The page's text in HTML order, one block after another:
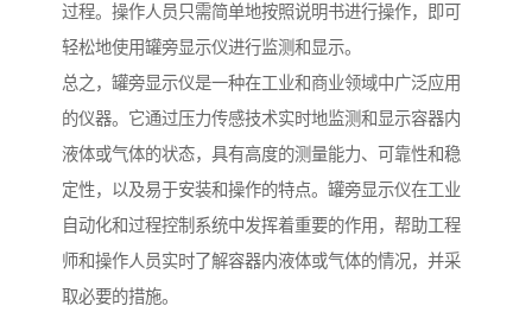
过程。操作人员只需简单地按照说明书进行操作，即可
轻松地使用罐旁显示仪进行监测和显示。
总之，罐旁显示仪是一种在工业和商业领域中广泛应用
的仪器。它通过压力传感技术实时地监测和显示容器内
液体或气体的状态，具有高度的测量能力、可靠性和稳
定性，以及易于安装和操作的特点。罐旁显示仪在工业
自动化和过程控制系统中发挥着重要的作用，帮助工程
师和操作人员实时了解容器内液体或气体的情况，并采
取必要的措施。